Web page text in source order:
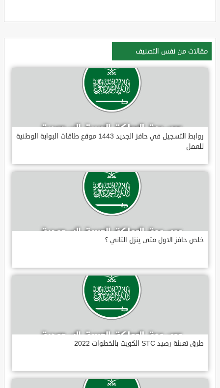
مقالات من نفس التصنيف
روابط التسجيل في حافز الجديد 1443 موقع طاقات البوابة الوطنية
للعمل
خلص حافز الاول متى ينزل الثاني ؟
طرق تعبئة رصيد STC الكويت بالخطوات 2022